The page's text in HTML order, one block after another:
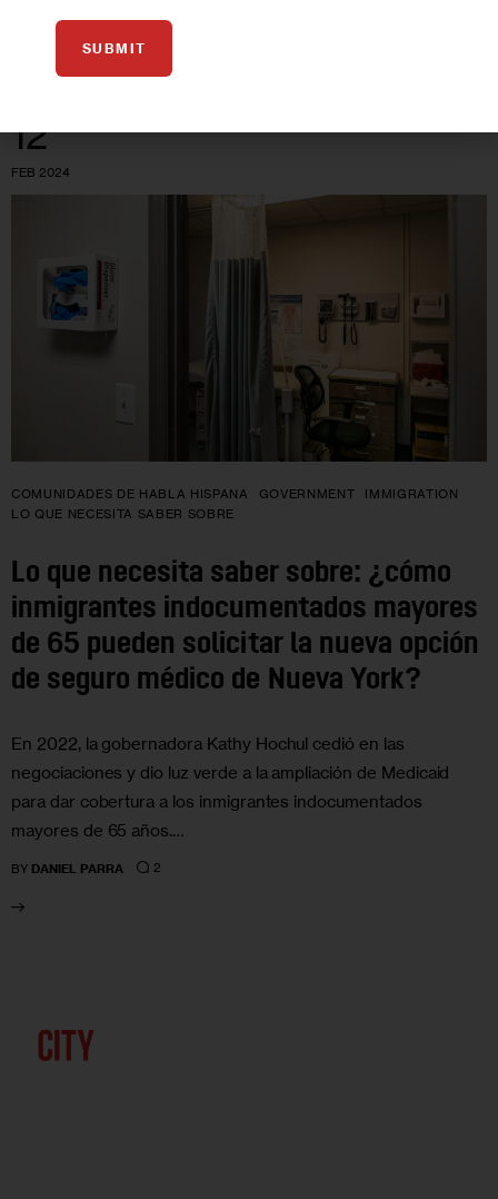
DANIEL PARRA 0
12
FEB 2024
COMUNIDADES DE HABLA HISPANA GOVERNMENT
IMMIGRATION
LO QUE NECESITA SABER SOBRE
Lo que necesita saber sobre: ¿cómo
inmigrantes indocumentados mayores
de 65 pueden solicitar la nueva opción
de seguro médico de Nueva York?
En 2022, la gobernadora Kathy Hochul cedió en las
negociaciones y dio luz verde a la ampliación de Medicaid
para dar cobertura a los inmigrantes indocumentados
mayores de 65 años.…
BY DANIEL PARRA 2
SUBMIT